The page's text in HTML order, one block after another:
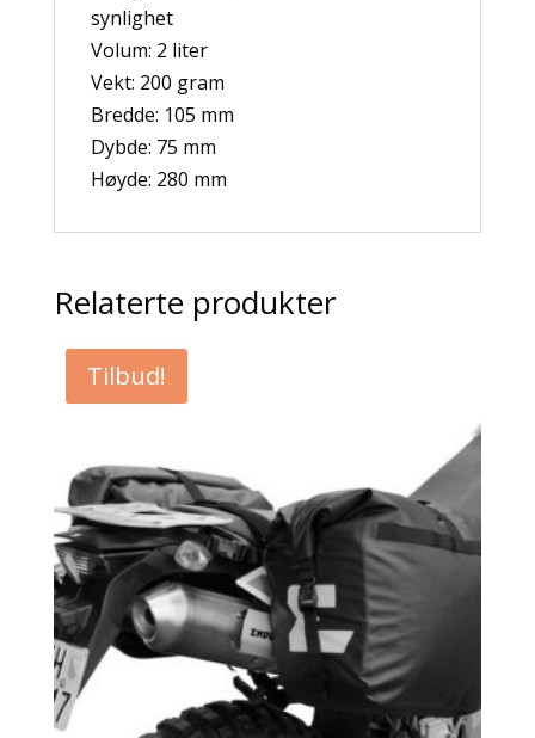
synlighet
Volum: 2 liter
Vekt: 200 gram
Bredde: 105 mm
Dybde: 75 mm
Høyde: 280 mm
Relaterte produkter
Tilbud!